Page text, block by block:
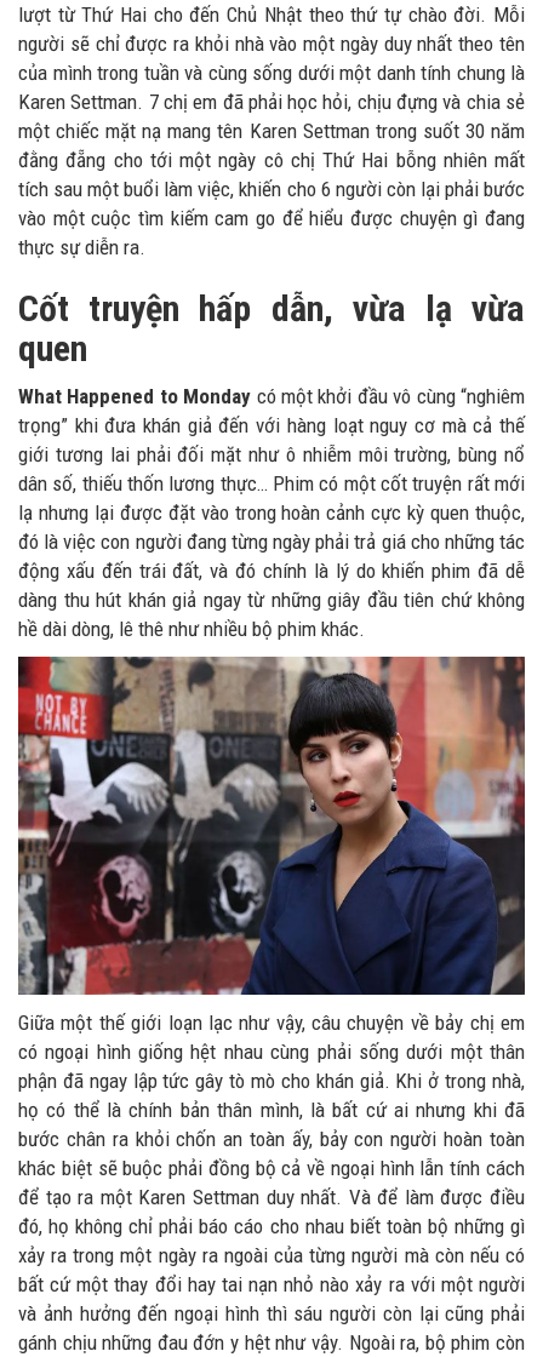
lượt từ Thứ Hai cho đến Chủ Nhật theo thứ tự chào đời. Mỗi
người sẽ chỉ được ra khỏi nhà vào một ngày duy nhất theo tên
của mình trong tuần và cùng sống dưới một danh tính chung là
Karen Settman. 7 chị em đã phải học hỏi, chịu đựng và chia sẻ
một chiếc mặt nạ mang tên Karen Settman trong suốt 30 năm
đằng đẵng cho tới một ngày cô chị Thứ Hai bỗng nhiên mất
tích sau một buổi làm việc, khiến cho 6 người còn lại phải bước
vào một cuộc tìm kiếm cam go để hiểu được chuyện gì đang
thực sự diễn ra.
Cốt truyện hấp dẫn, vừa lạ vừa
quen
What Happened to Monday có một khởi đầu vô cùng “nghiêm
trọng” khi đưa khán giả đến với hàng loạt nguy cơ mà cả thế
giới tương lai phải đối mặt như ô nhiễm môi trường, bùng nổ
dân số, thiếu thốn lương thực… Phim có một cốt truyện rất mới
lạ nhưng lại được đặt vào trong hoàn cảnh cực kỳ quen thuộc,
đó là việc con người đang từng ngày phải trả giá cho những tác
động xấu đến trái đất, và đó chính là lý do khiến phim đã dễ
dàng thu hút khán giả ngay từ những giây đầu tiên chứ không
hề dài dòng, lê thê như nhiều bộ phim khác.
Giữa một thế giới loạn lạc như vậy, câu chuyện về bảy chị em
có ngoại hình giống hệt nhau cùng phải sống dưới một thân
phận đã ngay lập tức gây tò mò cho khán giả. Khi ở trong nhà,
họ có thể là chính bản thân mình, là bất cứ ai nhưng khi đã
bước chân ra khỏi chốn an toàn ấy, bảy con người hoàn toàn
khác biệt sẽ buộc phải đồng bộ cả về ngoại hình lẫn tính cách
để tạo ra một Karen Settman duy nhất. Và để làm được điều
đó, họ không chỉ phải báo cáo cho nhau biết toàn bộ những gì
xảy ra trong một ngày ra ngoài của từng người mà còn nếu có
bất cứ một thay đổi hay tai nạn nhỏ nào xảy ra với một người
và ảnh hưởng đến ngoại hình thì sáu người còn lại cũng phải
gánh chịu những đau đớn y hệt như vậy. Ngoài ra, bộ phim còn